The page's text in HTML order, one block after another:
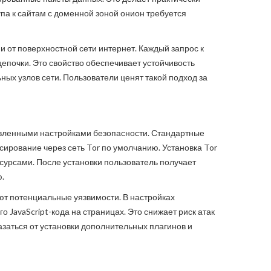
к сайтам с доменной зоной онион требуется
поверхностной сети интернет. Каждый запрос к
Это свойство обеспечивает устойчивость
узлов сети. Пользователи ценят такой подход за
настройками безопасности. Стандартные
через сеть Tor по умолчанию. Установка Tor
После установки пользователь получает
потенциальные уязвимости. В настройках
JavaScript-кода на страницах. Это снижает риск атак
от установки дополнительных плагинов и